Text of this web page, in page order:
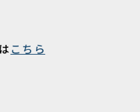
こちら